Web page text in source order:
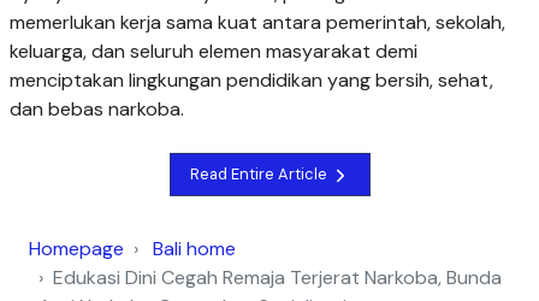
memerlukan kerja sama kuat antara pemerintah, sekolah,
keluarga, dan seluruh elemen masyarakat demi
menciptakan lingkungan pendidikan yang bersih, sehat,
dan bebas narkoba.
Read Entire Article
Homepage
Bali home
Edukasi Dini Cegah Remaja Terjerat Narkoba, Bunda